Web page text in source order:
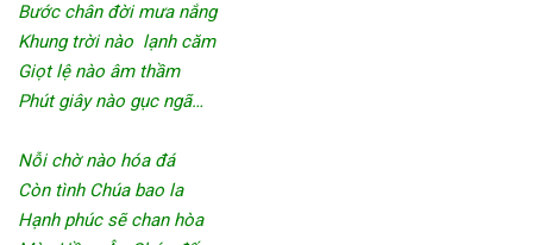
Bước chân đời mưa nắng
Khung trời nào lạnh căm
Giọt lệ nào âm thầm
Phút giây nào gục ngã…
Nỗi chờ nào hóa đá
Còn tình Chúa bao la
Hạnh phúc sẽ chan hòa